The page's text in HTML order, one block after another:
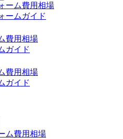
ーム費用相場
ームガイド
費用相場
ガイド
費用相場
ガイド
ム費用相場